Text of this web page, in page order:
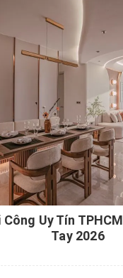
Uy Tín
Tay 2026